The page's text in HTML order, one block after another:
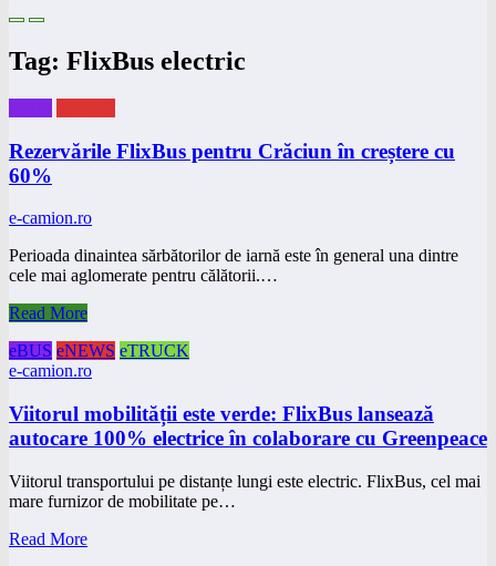
Tag: FlixBus electric
Rezervările FlixBus pentru Crăciun în creștere cu
60%
e-camion.ro
Perioada dinaintea sărbătorilor de iarnă este în general una dintre
cele mai aglomerate pentru călătorii.…
Read More
eBUS eNEWS eTRUCK
e-camion.ro
Viitorul mobilității este verde: FlixBus lansează
autocare 100% electrice în colaborare cu Greenpeace
Viitorul transportului pe distanțe lungi este electric. FlixBus, cel mai
mare furnizor de mobilitate pe…
Read More